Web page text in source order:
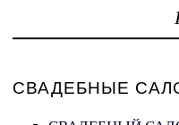
СВАДЕБНЫЕ